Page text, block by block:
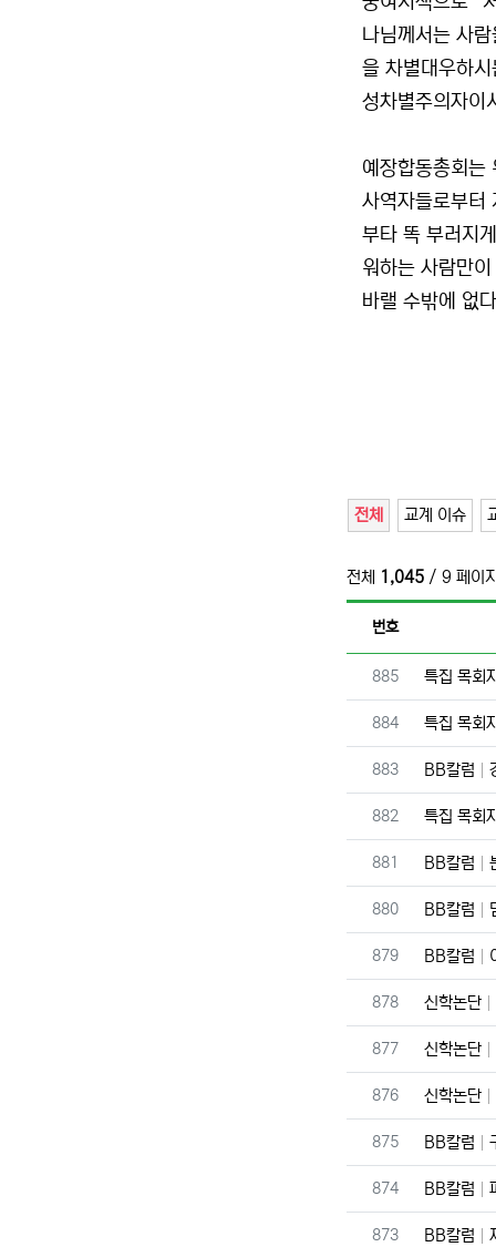
나님께서는 사
을 차별대우하
성차별주의자이
예장합동총회는
사역자들로부터
부타 똑 부러지
워하는 사람만
바랠 수밖에 없
전체 교계 이슈
전체 1,045 / 9 페이
번호
번호
885 특집 목회
번호
884 특집 목회
번호
883 BB칼럼
번호
882 특집 목회
번호
881 BB칼럼
번호
880 BB칼럼
번호
879 BB칼럼
번호
878 신학논단
번호
877 신학논단
번호
876 신학논단
번호
875 BB칼럼
번호
874 BB칼럼
번호
873 BB칼럼